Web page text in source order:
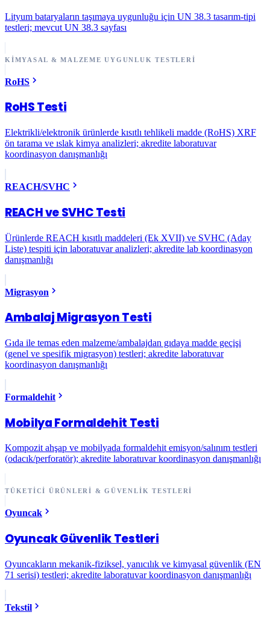
Lityum bataryaların taşımaya uygunluğu için UN 38.3 tasarım-tipi
testleri; mevcut UN 38.3 sayfası
KIMYASAL & MALZEME UYGUNLUK TESTLERI
RoHS
RoHS Testi
Elektrikli/elektronik ürünlerde kısıtlı tehlikeli madde (RoHS) XRF
ön tarama ve ıslak kimya analizleri; akredite laboratuvar
koordinasyon danışmanlığı
REACH/SVHC
REACH ve SVHC Testi
Ürünlerde REACH kısıtlı maddeleri (Ek XVII) ve SVHC (Aday
Liste) tespiti için laboratuvar analizleri; akredite lab koordinasyon
danışmanlığı
Migrasyon
Ambalaj Migrasyon Testi
Gıda ile temas eden malzeme/ambalajdan gıdaya madde geçişi
(genel ve spesifik migrasyon) testleri; akredite laboratuvar
koordinasyon danışmanlığı
Formaldehit
Mobilya Formaldehit Testi
Kompozit ahşap ve mobilyada formaldehit emisyon/salınım testleri
(odacık/perforatör); akredite laboratuvar koordinasyon danışmanlığı
TÜKETICI ÜRÜNLERI & GÜVENLIK TESTLERI
Oyuncak
Oyuncak Güvenlik Testleri
Oyuncakların mekanik-fiziksel, yanıcılık ve kimyasal güvenlik (EN
71 serisi) testleri; akredite laboratuvar koordinasyon danışmanlığı
Tekstil